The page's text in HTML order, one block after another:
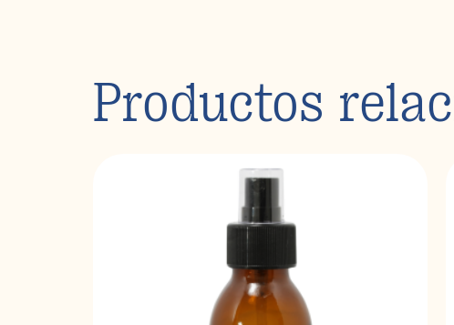
Productos